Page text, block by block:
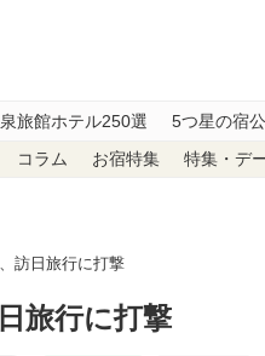
旅館ホテル250選 5つ星の宿
コラム お宿特集 特集・デ
訪日旅行に打撃
旅行に打撃